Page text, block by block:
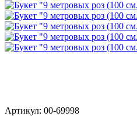
Артикул: 00-69998